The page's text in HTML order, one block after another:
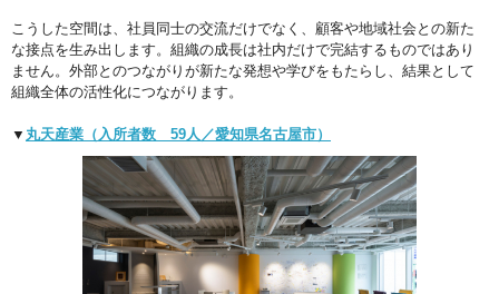
こうした空間は、社員同士の交流だけでなく、顧客や地域社会との新た
な接点を生み出します。組織の成長は社内だけで完結するものではあり
ません。外部とのつながりが新たな発想や学びをもたらし、結果として
組織全体の活性化につながります。
▼ 丸天産業（入所者数 59人／愛知県名古屋市）